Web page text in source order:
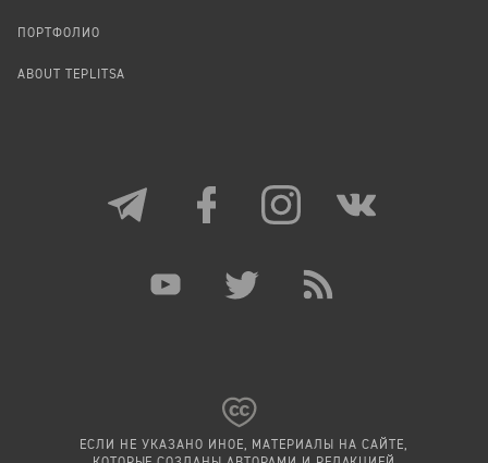
ПОРТФОЛИО
ABOUT TEPLITSA
ЕСЛИ НЕ УКАЗАНО ИНОЕ, МАТЕРИАЛЫ НА САЙТЕ,